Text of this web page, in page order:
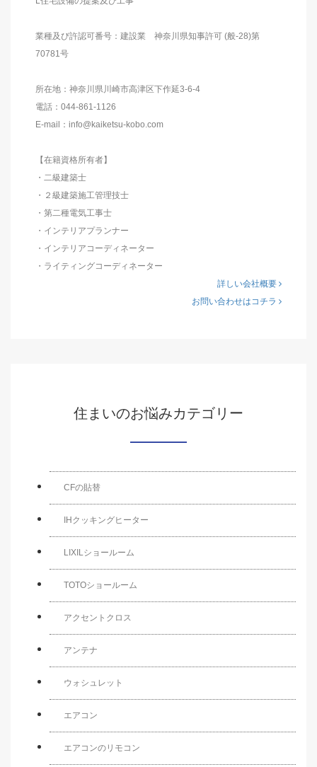
業種及び許認可番号：建設業 神奈川県知事許可 (般-28)第
70781号
所在地：神奈川県川崎市高津区下作延3-6-4
電話：044-861-1126
E-mail：info@kaiketsu-kobo.com
【在籍資格所有者】
・二級建築士
・２級建築施工管理技士
・第二種電気工事士
・インテリアプランナー
・インテリアコーディネーター
・ライティングコーディネーター
詳しい会社概要
お問い合わせはコチラ
住まいのお悩みカテゴリー
CFの貼替
IHクッキングヒーター
LIXILショールーム
TOTOショールーム
アクセントクロス
アンテナ
ウォシュレット
エアコン
エアコンのリモコン